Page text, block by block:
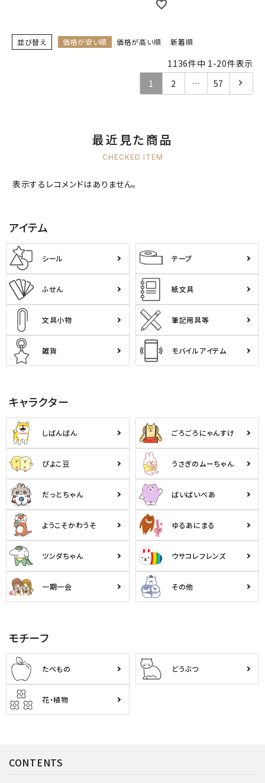
並び替え 価格が安い順 価格が高い順 新着順
1136件中 1 -20件表示
1
2 … 57
最近見た商品
CHECKED ITEM
表示するレコメンドはありません。
アイテム
シール テープ
ふせん 紙文具
文具小物 筆記用具等
雑貨 モバイルアイテム
キャラクター
しばんばん ごろごろにゃんすけ
ぴよこ豆 うさぎのムーちゃん
だっとちゃん ばいばいべあ
ようこそかわうそ ゆるあにまる
ツンダちゃん ウサコレフレンズ
一期一会 その他
モチーフ
たべもの どうぶつ
花・植物
CONTENTS